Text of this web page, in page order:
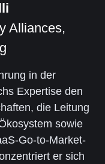
Alliances,
in der
Expertise den
die Leitung
sowie
Go-to-Market-
er sich